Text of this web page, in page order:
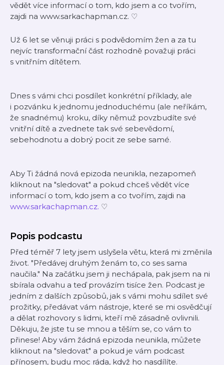
vědět více informací o tom, kdo jsem a co tvořím,
zajdi na ⁠⁠⁠⁠⁠⁠⁠⁠⁠⁠⁠⁠⁠⁠⁠⁠⁠⁠⁠www.sarkachapman.cz⁠⁠⁠⁠⁠⁠⁠⁠⁠⁠⁠⁠⁠⁠.⁠⁠⁠⁠⁠ ♡
Už 6 let se věnuji práci s podvědomím žen a za tu
nejvíc transformační část rozhodně považuji práci
s vnitřním dítětem.
Dnes s vámi chci posdílet konkrétní příklady, ale
i pozvánku k jednomu jednoduchému (ale neříkám,
že snadnému) kroku, díky němuž povzbudíte své
vnitřní dítě a zvednete tak své sebevědomí,
sebehodnotu a dobrý pocit ze sebe samé.
Aby Ti žádná nová epizoda neunikla, nezapomeň
kliknout na "sledovat" a pokud chceš vědět více
informací o tom, kdo jsem a co tvořím, zajdi na ⁠⁠⁠⁠⁠⁠⁠⁠⁠⁠⁠⁠⁠⁠
⁠⁠⁠⁠⁠www.sarkachapman.cz⁠⁠⁠⁠⁠⁠⁠⁠⁠⁠⁠⁠⁠⁠.⁠⁠⁠⁠⁠ ♡
Popis podcastu
Před téměř 7 lety jsem uslyšela větu, která mi změnila
život. "Předávej druhým ženám to, co ses sama
naučila." Na začátku jsem ji nechápala, pak jsem na ni
sbírala odvahu a teď provázím tisíce žen. Podcast je
jedním z dalších způsobů, jak s vámi mohu sdílet své
prožitky, předávat vám nástroje, které se mi osvědčují
a dělat rozhovory s lidmi, kteří mě zásadně ovlivnili.
Děkuju, že jste tu se mnou a těším se, co vám to
přinese! Aby vám žádná epizoda neunikla, můžete
kliknout na "sledovat" a pokud je vám podcast
přínosem, budu moc ráda, když ho nasdílíte.